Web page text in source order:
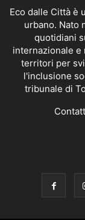
Eco dalle Città è
urbano. Nato
quotidiani
internazionale e
territori per
l'inclusione
tribunale di